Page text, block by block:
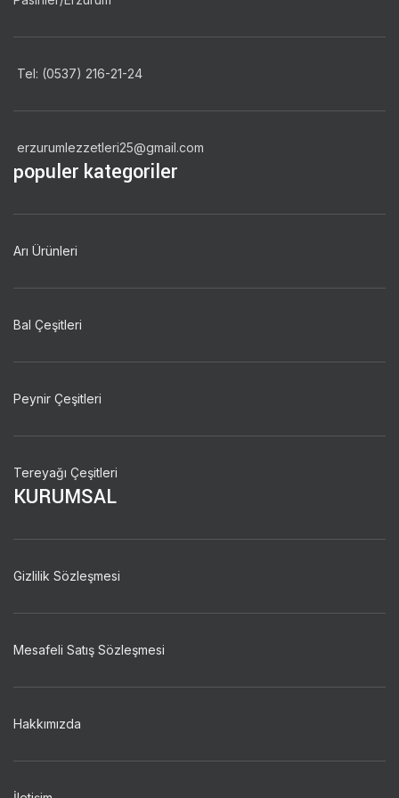
Tel: (0537) 216-21-24
erzurumlezzetleri25@gmail.com
populer kategoriler
Arı Ürünleri
Bal Çeşitleri
Peynir Çeşitleri
Tereyağı Çeşitleri
KURUMSAL
Gizlilik Sözleşmesi
Mesafeli Satış Sözleşmesi
Hakkımızda